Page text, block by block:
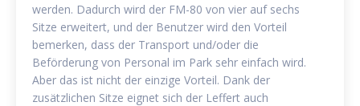
werden. Dadurch wird der FM-80 von vier auf sechs
Sitze erweitert, und der Benutzer wird den Vorteil
bemerken, dass der Transport und/oder die
Beförderung von Personal im Park sehr einfach wird.
Aber das ist nicht der einzige Vorteil. Dank der
zusätzlichen Sitze eignet sich der Leffert auch